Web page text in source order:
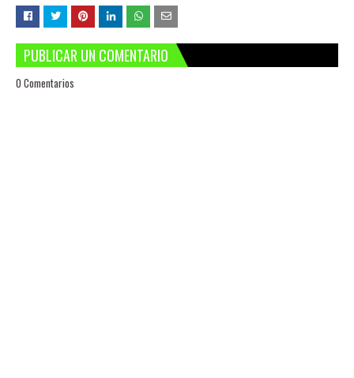
PUBLICAR UN COMENTARIO
0 Comentarios